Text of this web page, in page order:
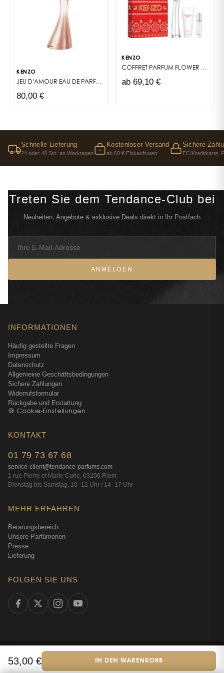
53,00 € IN DEN WARENKORB
KENZO
JEU D'AMOUR EAU DE PARFUM
80,00 €
KENZO
COFFRET PARFUM FLOWER BY KENZO
ab 69,10 €
Schnelle Lieferung
24 oder 48 Std. an Werktagen
Kostenloser Versand
ab 60 € Einkaufswert
Sichere
EC/Kreditkarte,
Treten Sie dem Tendance-Club bei
Neuheiten, Angebote & exklusive Deals direkt in Ihr Postfach
ANMELDEN
INFORMATIONEN
Häufig gestellte Fragen
Impressum
Datenschutz
Allgemeine Geschäftsbedingungen
Sichere Zahlungen
Widerrufsformular
Rückgabe und Erstattung
🍪 Cookie-Einstellungen
KONTAKT
01 79 73 67 68
service-client@tendance-parfums.com
1 rue Pierre et Marie Curie, 63200 Riom
Dienstag bis Samstag, 10–12 Uhr / 14–17 Uhr
MEHR ERFAHREN
Beratungsbereich
Unsere Parfümerien
Presse
Lieferung
FOLGEN SIE UNS
2026Tendance Parfums —
Parfümerie seit 2009
Deutsch